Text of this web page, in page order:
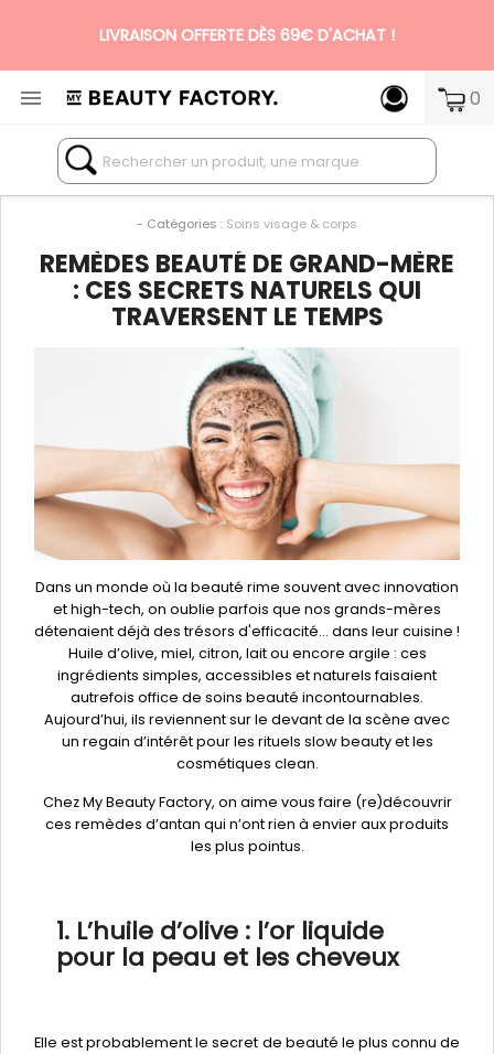
LIVRAISON OFFERTE DÈS 69€ D'ACHAT !
N°1 DES BOX BEAUTÉ PREMIUM SANS ENGAGEMENT
 0
- Catégories : Soins visage & corps
REMÈDES BEAUTÉ DE GRAND-MÈRE
: CES SECRETS NATURELS QUI
TRAVERSENT LE TEMPS
Dans un monde où la beauté rime souvent avec innovation
et high-tech, on oublie parfois que nos grands-mères
détenaient déjà des trésors d'efficacité... dans leur cuisine !
Huile d’olive, miel, citron, lait ou encore argile : ces
ingrédients simples, accessibles et naturels faisaient
autrefois office de soins beauté incontournables.
Aujourd’hui, ils reviennent sur le devant de la scène avec
un regain d’intérêt pour les rituels slow beauty et les
cosmétiques clean.
Chez My Beauty Factory, on aime vous faire (re)découvrir
ces remèdes d’antan qui n’ont rien à envier aux produits
les plus pointus.
1. L’huile d’olive : l’or liquide
pour la peau et les cheveux
Elle est probablement le secret de beauté le plus connu de